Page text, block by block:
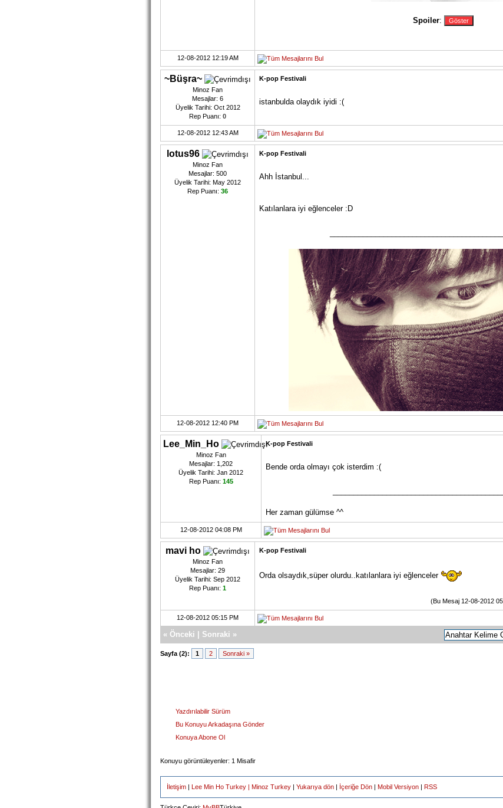
Spoiler:
12-08-2012 12:19 AM
~Büşra~
Minoz Fan
Mesajlar: 6
Üyelik Tarihi: Oct 2012
Rep Puanı: 0
K-pop Festivali
istanbulda olaydık iyidi :(
12-08-2012 12:43 AM
lotus96
Minoz Fan
Mesajlar: 500
Üyelik Tarihi: May 2012
Rep Puanı: 36
K-pop Festivali
Ahh İstanbul...
Katılanlara iyi eğlenceler :D
12-08-2012 12:40 PM
Lee_Min_Ho
Minoz Fan
Mesajlar: 1,202
Üyelik Tarihi: Jan 2012
Rep Puanı: 145
K-pop Festivali
Bende orda olmayı çok isterdim :(
Her zaman gülümse ^^
12-08-2012 04:08 PM
mavi ho
Minoz Fan
Mesajlar: 29
Üyelik Tarihi: Sep 2012
Rep Puanı: 1
K-pop Festivali
Orda olsaydık,süper olurdu..katılanlara iyi eğlenceler
(Bu Mesaj 12-08-2012
12-08-2012 05:15 PM
« Önceki Sonraki »
Sayfa (2): 1 2 Sonraki »
Yazdırılabilir Sürüm
Bu Konuyu Arkadaşına Gönder
Konuya Abone Ol
Konuyu görüntüleyenler: 1 Misafir
İletişim | Lee Min Ho Turkey | Minoz Turkey | Yukarıya dön | İçeriğe Dön | Mobil Versiyon | RSS